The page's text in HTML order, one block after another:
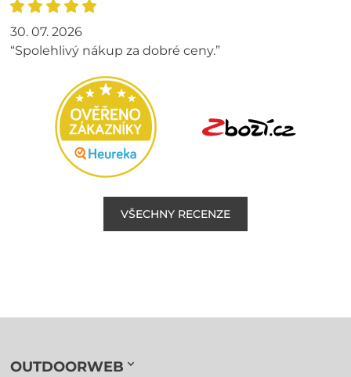
30. 07. 2026
“Spolehlivý nákup za dobré ceny.”
VŠECHNY RECENZE
OUTDOORWEB